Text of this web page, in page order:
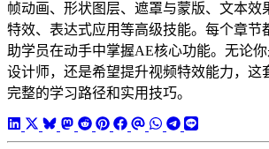
帧动画、形状图层、遮罩与蒙版、文本效
特效、表达式应用等高级技能。每个章节
助学员在动手中掌握AE核心功能。无论
设计师，还是希望提升视频特效能力，这
完整的学习路径和实用技巧。